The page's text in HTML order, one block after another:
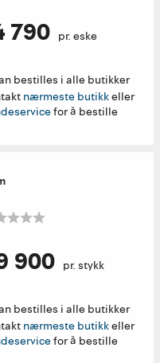
790 pr. eske
bestilles i alle butikker
nærmeste butikkeller
for å bestille
900 pr. stykk
bestilles i alle butikker
nærmeste butikkeller
for å bestille